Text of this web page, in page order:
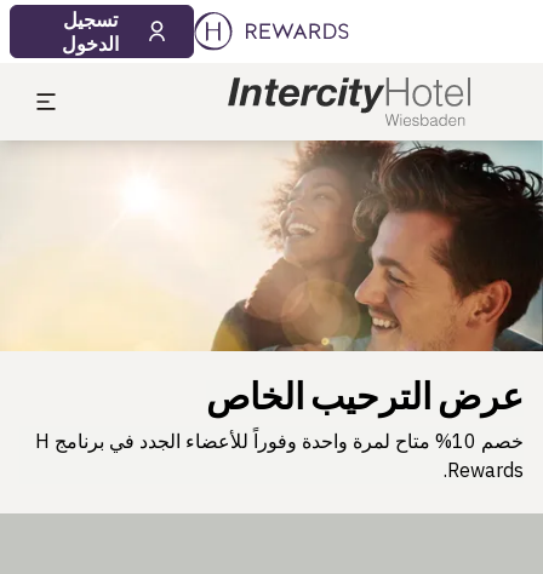
تسجيل
الدخول
الشريحة 1 من 1
عرض الترحيب الخاص
خصم 10% متاح لمرة واحدة وفوراً للأعضاء الجدد في برنامج H
Rewards.